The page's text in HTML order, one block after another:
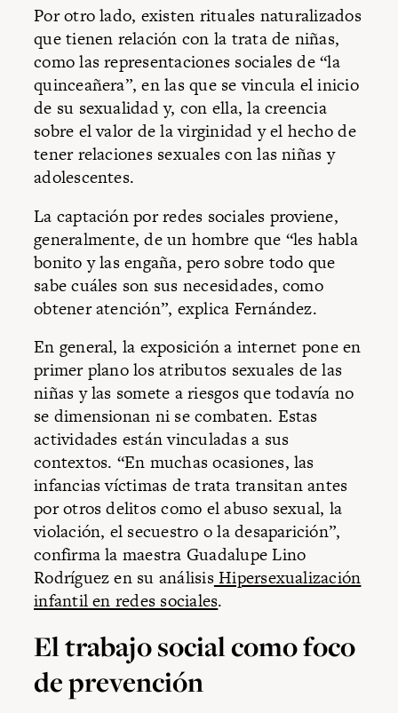
Por otro lado, existen rituales naturalizados
que tienen relación con la trata de niñas,
como las representaciones sociales de “la
quinceañera”, en las que se vincula el inicio
de su sexualidad y, con ella, la creencia
sobre el valor de la virginidad y el hecho de
tener relaciones sexuales con las niñas y
adolescentes.
La captación por redes sociales proviene,
generalmente, de un hombre que “les habla
bonito y las engaña, pero sobre todo que
sabe cuáles son sus necesidades, como
obtener atención”, explica Fernández.
En general, la exposición a internet pone en
primer plano los atributos sexuales de las
niñas y las somete a riesgos que todavía no
se dimensionan ni se combaten. Estas
actividades están vinculadas a sus
contextos. “En muchas ocasiones, las
infancias víctimas de trata transitan antes
por otros delitos como el abuso sexual, la
violación, el secuestro o la desaparición”,
confirma la maestra Guadalupe Lino
Rodríguez en su análisisHipersexualización
infantil en redes sociales.
El trabajo social como foco
de prevención